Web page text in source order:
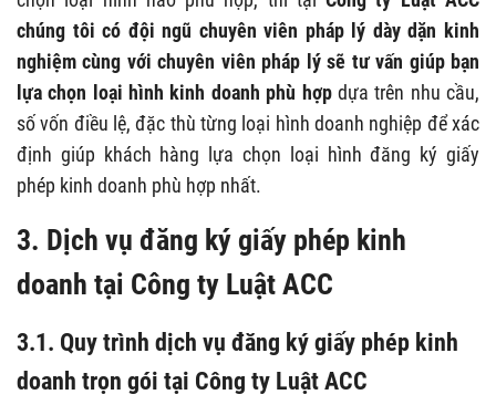
chúng tôi có đội ngũ chuyên viên pháp lý dày dặn kinh
nghiệm cùng với chuyên viên pháp lý sẽ tư vấn giúp bạn
lựa chọn loại hình kinh doanh phù hợpdựa trên nhu cầu,
số vốn điều lệ, đặc thù từng loại hình doanh nghiệp để xác
định giúp khách hàng lựa chọn loại hình đăng ký giấy
phép kinh doanh phù hợp nhất.
3. Dịch vụ đăng ký giấy phép kinh
doanh tại Công ty Luật ACC
3.1. Quy trình dịch vụ đăng ký giấy phép kinh
doanh trọn gói tại Công ty Luật ACC